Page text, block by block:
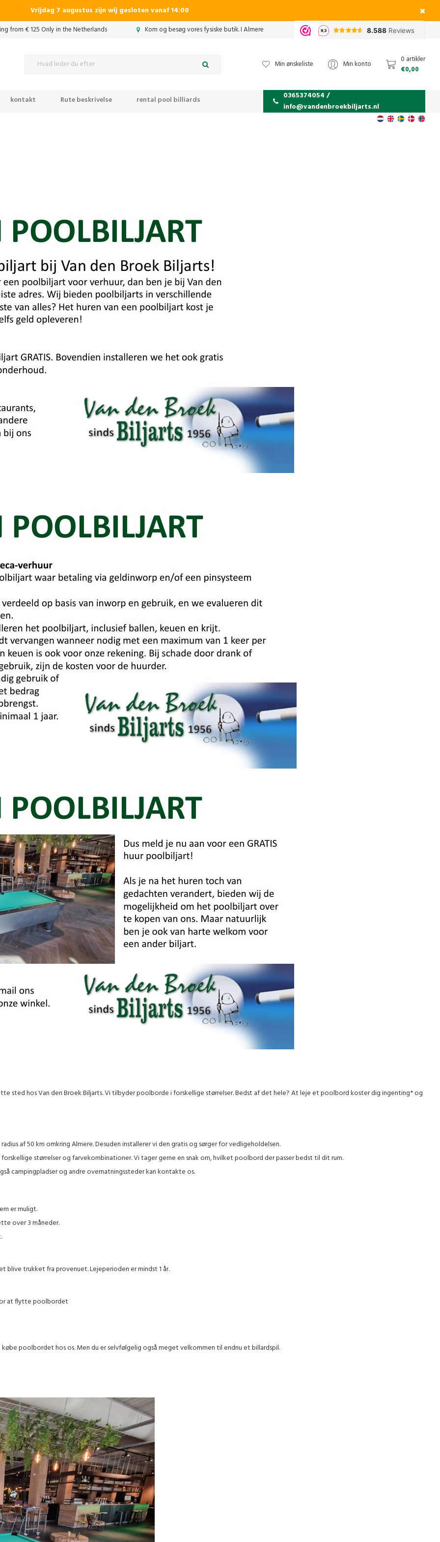
Vrijdag 7 augustus zijn wij gesloten vanaf 14:00
from € 125 Only in the Netherlands Kom og besøg vores fysiske butik. I Almere
Min ønskeliste Min konto
0 artikler
€0,00
kontakt Rute beskrivelse rental pool billiards
0365374054 /
info@vandenbroekbiljarts.nl
sted hos Van den Broek Biljarts. Vi tilbyder poolborde i forskellige størrelser. Bedst af det hele? At leje et poolbord koster dig ingenting* og
af 50 km omkring Almere. Desuden installerer vi den gratis og sørger for vedligeholdelsen.
størrelser og farvekombinationer. Vi tager gerne en snak om, hvilket poolbord der passer bedst til dit rum.
campingpladser og andre overnatningssteder kan kontakte os.
er muligt.
over 3 måneder.
trukket fra provenuet. Lejeperioden er mindst 1 år.
at flytte poolbordet
poolbordet hos os. Men du er selvfølgelig også meget velkommen til endnu et billardspil.